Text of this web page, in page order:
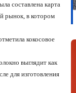
составлена карта
рынок, в котором
кокосовое
выглядит как
для изготовления